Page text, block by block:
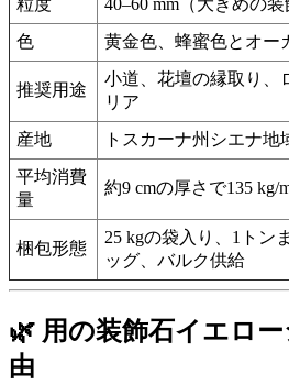
粒度
40–60 mm（大きめの装
色
黄金色、蜂蜜色とオー
推奨用途
小道、花壇の縁取り、
リア
産地
トスカーナ州シエナ地
平均消費
量
約9 cmの厚さで135 kg/
梱包形態
25 kgの袋入り、1トン
ッグ、バルク供給
🌿 用の装飾石イエロ
由